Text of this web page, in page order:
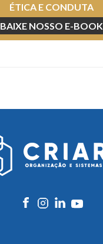
ÉTICA E CONDUTA
BAIXE NOSSO E-BOOK